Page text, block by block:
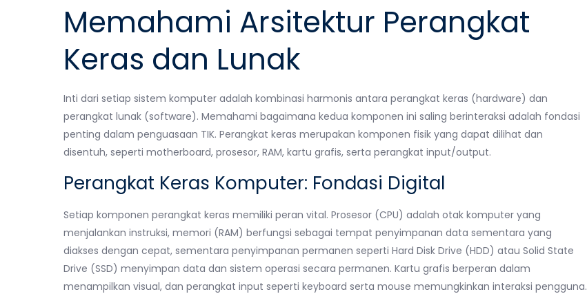
Memahami Arsitektur Perangkat
Keras dan Lunak
Inti dari setiap sistem komputer adalah kombinasi harmonis antara perangkat keras (hardware) dan
perangkat lunak (software). Memahami bagaimana kedua komponen ini saling berinteraksi adalah fondasi
penting dalam penguasaan TIK. Perangkat keras merupakan komponen fisik yang dapat dilihat dan
disentuh, seperti motherboard, prosesor, RAM, kartu grafis, serta perangkat input/output.
Perangkat Keras Komputer: Fondasi Digital
Setiap komponen perangkat keras memiliki peran vital. Prosesor (CPU) adalah otak komputer yang
menjalankan instruksi, memori (RAM) berfungsi sebagai tempat penyimpanan data sementara yang
diakses dengan cepat, sementara penyimpanan permanen seperti Hard Disk Drive (HDD) atau Solid State
Drive (SSD) menyimpan data dan sistem operasi secara permanen. Kartu grafis berperan dalam
menampilkan visual, dan perangkat input seperti keyboard serta mouse memungkinkan interaksi pengguna.